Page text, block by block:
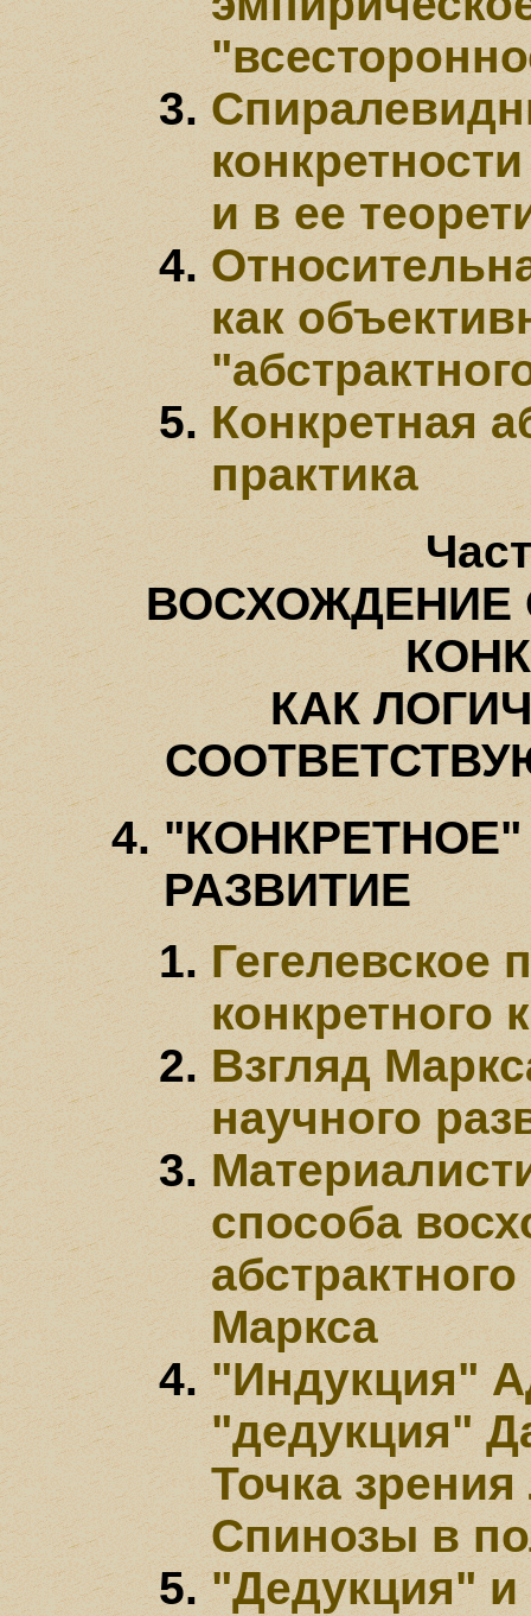
и в ее
как
Конкретная
практика
ВОСХОЖДЕНИЕ
КАК
РАЗВИТИЕ
Гегелевское
конкретного
Взгляд
научного
способа
Маркса
"Индукция"
"дедукция"
Точка
Спинозы в
"Дедукция" и